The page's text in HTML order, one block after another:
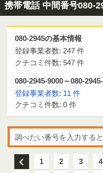
携帯電話 中間番号080-
080-2945の基本情報
登録事業者数: 247 件
クチコミ件数: 547 件
080-2945-9000～080-
登録事業者数: 11 件
クチコミ件数: 0 件
前 1 2 3 4